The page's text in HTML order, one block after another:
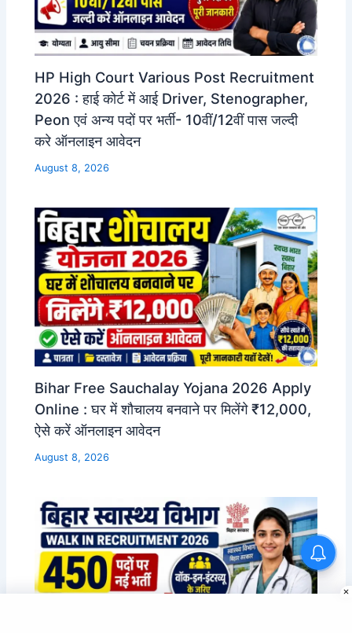
HP High Court Various Post Recruitment
2026 : हाई कोर्ट में आई Driver, Stenographer,
Peon एवं अन्य पदों पर भर्ती- 10वीं/12वीं पास जल्दी
करे ऑनलाइन आवेदन
August 8, 2026
Bihar Free Sauchalay Yojana 2026 Apply
Online : घर में शौचालय बनवाने पर मिलेंगे ₹12,000,
ऐसे करें ऑनलाइन आवेदन
August 8, 2026
Bihar Aajeevika Gramin
Express Yojana 2026: महिलाओं
को मिलेगा ब्याज मुक्त लोन